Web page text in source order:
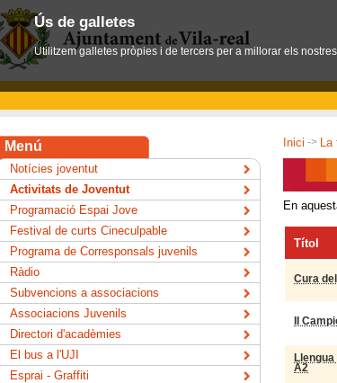
Inici -> La
En
Títol
Cura
II
A2
Menú
Notícies joventut
Activitats de Joventut
Programació Espai Jove
Festival de curts Cineculpable
Programa de Corresponsals juvenils
Ràdio
Subvencions a associacions
Associacions Juvenils
Directori d'acadèmies
El bus a l'UJI
Esprai - Graffiti
Ús de galletes
Utilitzem galletes pròpies i de tercers per a millorar els